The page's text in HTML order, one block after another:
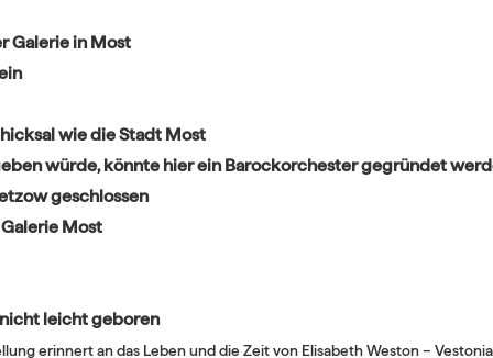
Galerie in Most
wie die Stadt Most
würde, könnte hier ein Barockorchester gegründet
geschlossen
Most
leicht geboren
erinnert an das Leben und die Zeit von Elisabeth Weston –